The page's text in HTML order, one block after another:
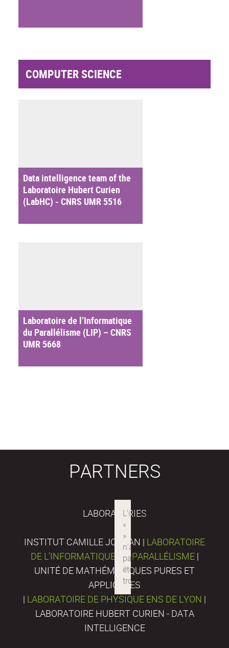
COMPUTER SCIENCE
Data intelligence team of the
Laboratoire Hubert Curien
(LabHC) - CNRS UMR 5516
Laboratoire de l’Informatique
du Parallélisme (LIP) – CNRS
UMR 5668
PARTNERS
LABORATORIES
INSTITUT CAMILLE JORDAN | LABORATOIRE
DE L’INFORMATIQUE DU PARALLÉLISME |
UNITÉ DE MATHÉMATIQUES PURES ET
APPLIQUÉES
| LABORATOIRE DE PHYSIQUE ENS DE LYON |
LABORATOIRE HUBERT CURIEN - DATA
INTELLIGENCE